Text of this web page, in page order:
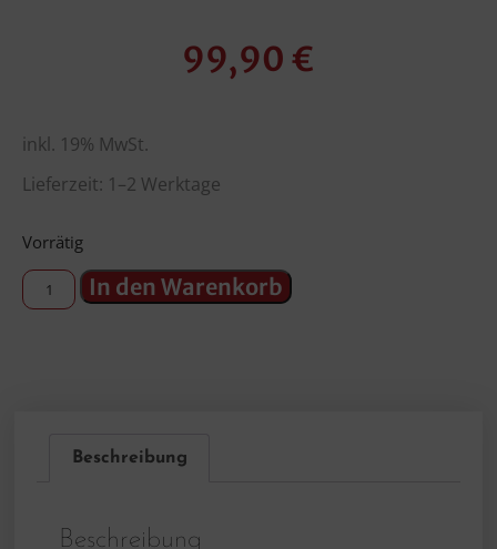
99,90 €
inkl. 19% MwSt.
Lieferzeit: 1–2 Werktage
Vorrätig
In den Warenkorb
Beschreibung
Beschreibung